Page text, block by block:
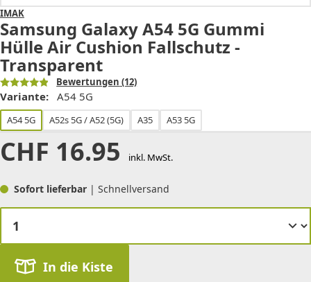
IMAK
Samsung Galaxy A54 5G Gummi
Hülle Air Cushion Fallschutz -
Transparent
Bewertungen (12)
Variante: A54 5G
A54 5G A52s 5G / A52 (5G) A35 A53 5G
CHF 16.95 inkl. MwSt.
Sofort lieferbar | Schnellversand
In die Kiste